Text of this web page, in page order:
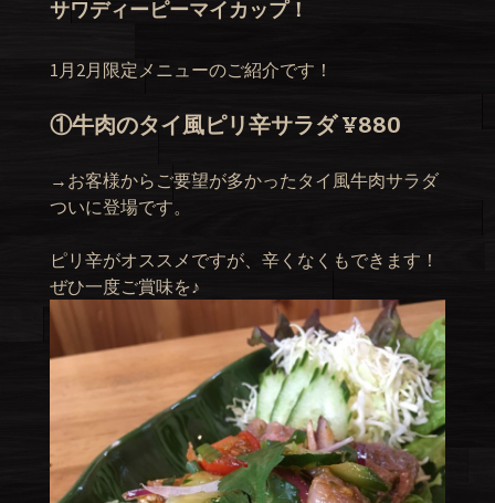
サワディーピーマイカップ！
1月2月限定メニューのご紹介です！
①牛肉のタイ風ピリ辛サラダ ¥880
→お客様からご要望が多かったタイ風牛肉サラダ
ついに登場です。
ピリ辛がオススメですが、辛くなくもできます！
ぜひ一度ご賞味を♪